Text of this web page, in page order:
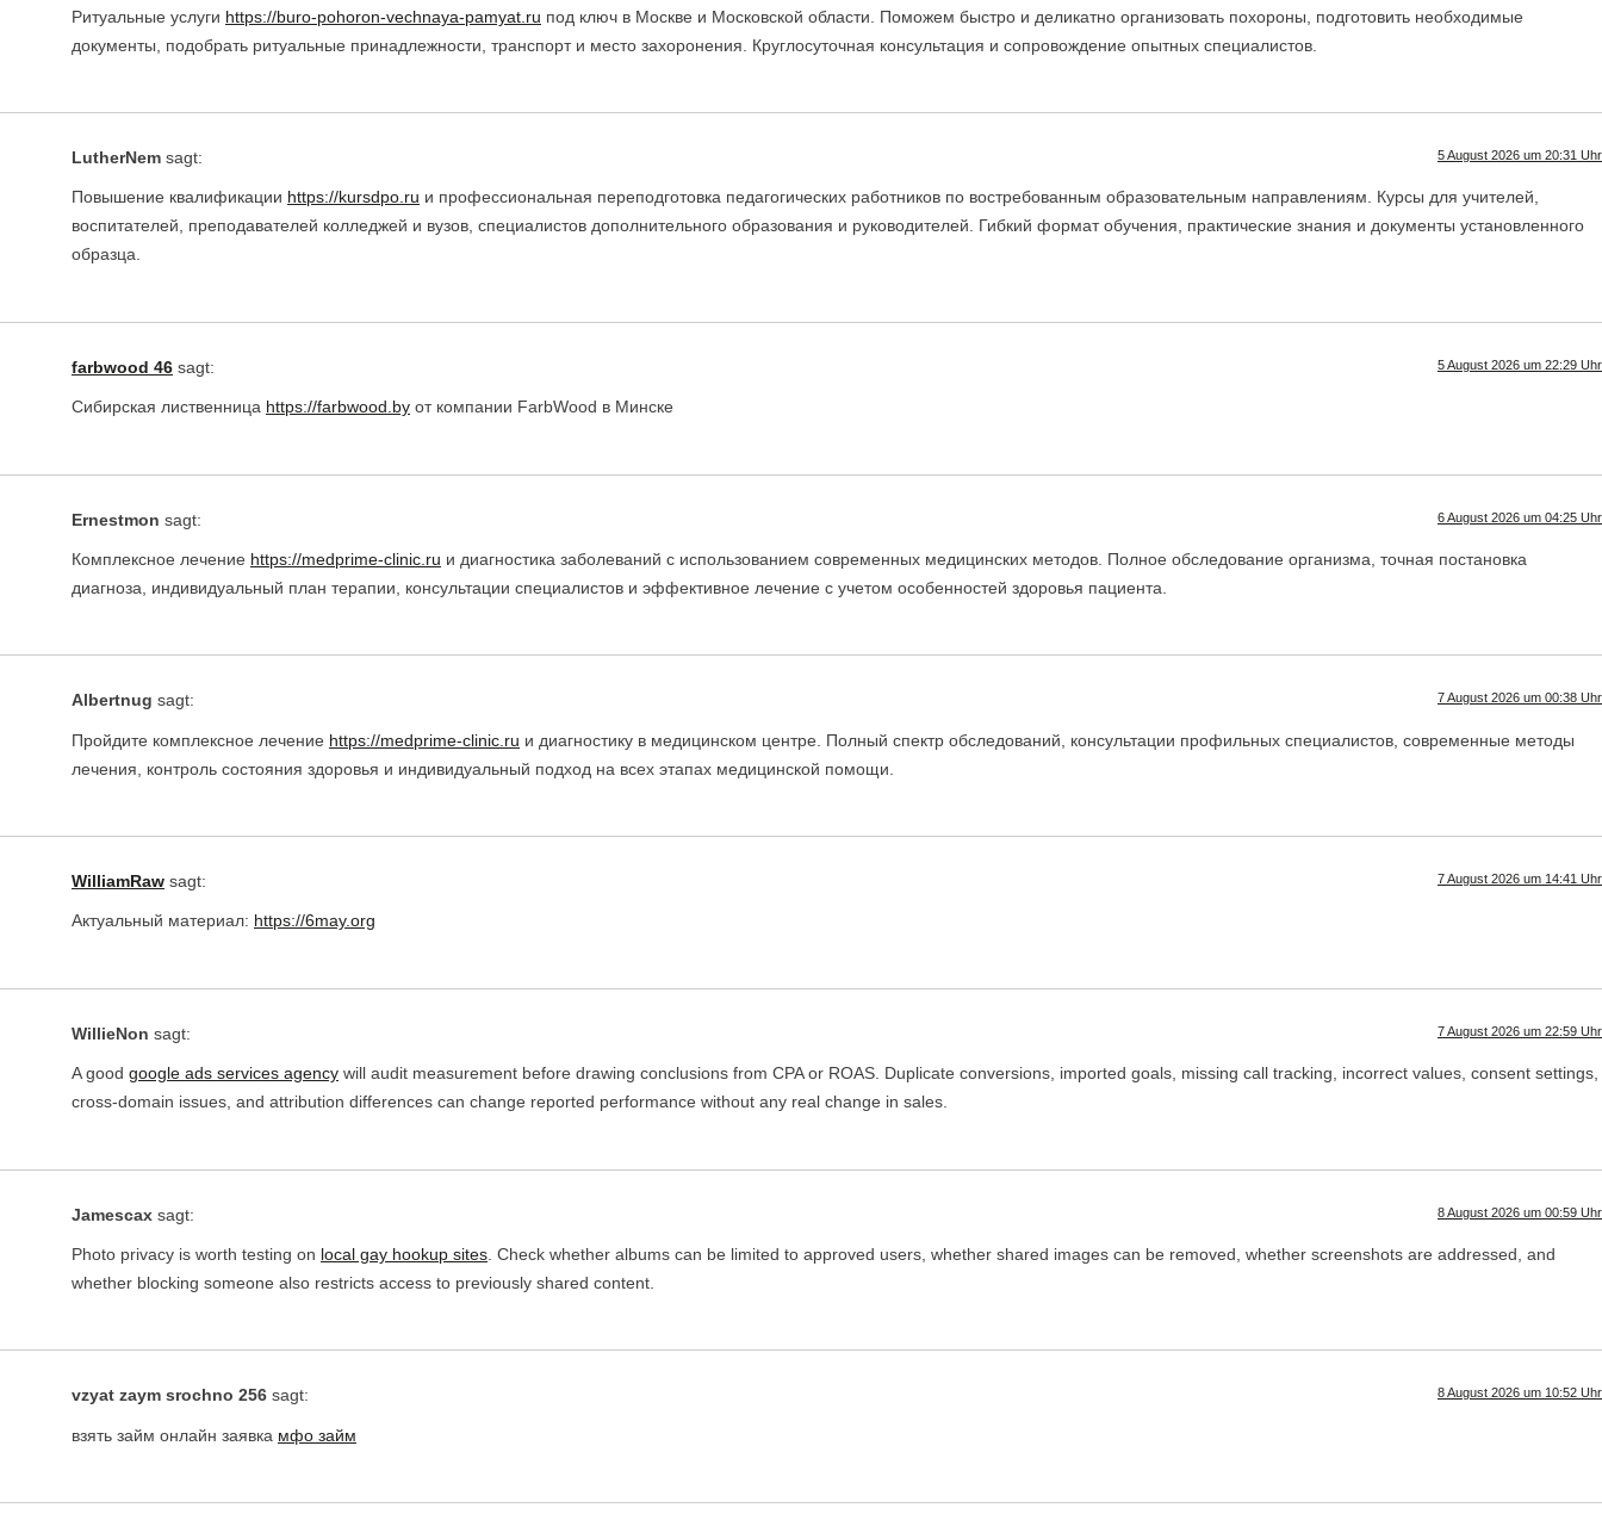
Ритуальные услуги https://buro-pohoron-vechnaya-pamyat.ru под ключ в Москве и Московской области. Поможем быстро и деликатно организовать похороны, подготовить необходимые
документы, подобрать ритуальные принадлежности, транспорт и место захоронения. Круглосуточная консультация и сопровождение опытных специалистов.
LutherNem sagt: 5 August 2026 um 20:31 Uhr
Повышение квалификации https://kursdpo.ru и профессиональная переподготовка педагогических работников по востребованным образовательным направлениям. Курсы для учителей,
воспитателей, преподавателей колледжей и вузов, специалистов дополнительного образования и руководителей. Гибкий формат обучения, практические знания и документы установленного
образца.
farbwood 46 sagt: 5 August 2026 um 22:29 Uhr
Сибирская лиственница https://farbwood.by от компании FarbWood в Минске
Ernestmon sagt: 6 August 2026 um 04:25 Uhr
Комплексное лечение https://medprime-clinic.ru и диагностика заболеваний с использованием современных медицинских методов. Полное обследование организма, точная постановка
диагноза, индивидуальный план терапии, консультации специалистов и эффективное лечение с учетом особенностей здоровья пациента.
Albertnug sagt: 7 August 2026 um 00:38 Uhr
Пройдите комплексное лечение https://medprime-clinic.ru и диагностику в медицинском центре. Полный спектр обследований, консультации профильных специалистов, современные методы
лечения, контроль состояния здоровья и индивидуальный подход на всех этапах медицинской помощи.
WilliamRaw sagt: 7 August 2026 um 14:41 Uhr
Актуальный материал: https://6may.org
WillieNon sagt: 7 August 2026 um 22:59 Uhr
A good google ads services agency will audit measurement before drawing conclusions from CPA or ROAS. Duplicate conversions, imported goals, missing call tracking, incorrect values, consent settings,
cross-domain issues, and attribution differences can change reported performance without any real change in sales.
Jamescax sagt: 8 August 2026 um 00:59 Uhr
Photo privacy is worth testing on local gay hookup sites . Check whether albums can be limited to approved users, whether shared images can be removed, whether screenshots are addressed, and
whether blocking someone also restricts access to previously shared content.
vzyat zaym srochno 256 sagt: 8 August 2026 um 10:52 Uhr
взять займ онлайн заявка мфо займ